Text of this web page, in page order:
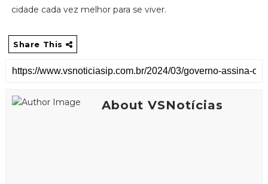
cidade cada vez melhor para se viver.
Share This
About VSNotícias